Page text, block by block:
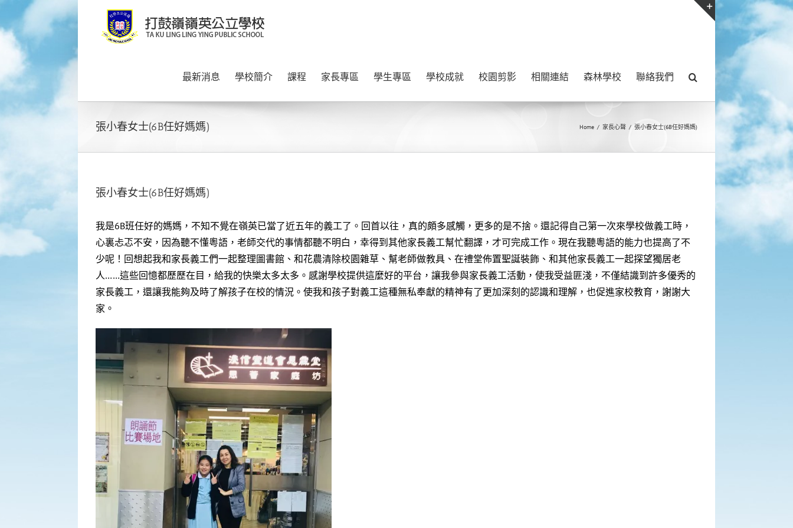
to
content
最新消息 學校簡介 課程 家長專區 學生專區 學校成就 校園剪影 相關連結 森林學校 聯絡我們
張小春女士(6B任好媽媽) Home / 家長心聲 / 張小春女士(6B任好媽媽)
張小春女士(6B任好媽媽)
我是6B班任好的媽媽，不知不覺在嶺英已當了近五年的義工了。回首以往，真的頗多感觸，更多的是不捨。還記得自己第一次來學校做義工時，
心裏忐忑不安，因為聽不懂粵語，老師交代的事情都聽不明白，幸得到其他家長義工幫忙翻譯，才可完成工作。現在我聽粵語的能力也提高了不
少呢！回想起我和家長義工們一起整理圖書館、和花農清除校園雜草、幫老師做教具、在禮堂佈置聖誕裝飾、和其他家長義工一起探望獨居老
人……這些回憶都歷歷在目，給我的快樂太多太多。感謝學校提供這麼好的平台，讓我參與家長義工活動，使我受益匪淺，不僅結識到許多優秀的
家長義工，還讓我能夠及時了解孩子在校的情況。使我和孩子對義工這種無私奉獻的精神有了更加深刻的認識和理解，也促進家校教育，謝謝大
家。
Toggle
Sliding
Bar
Area